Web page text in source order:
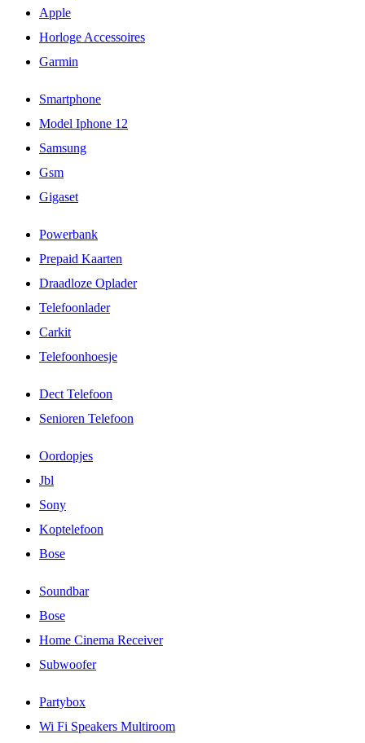
Apple
Horloge Accessoires
Garmin
Smartphone
Model Iphone 12
Samsung
Gsm
Gigaset
Powerbank
Prepaid Kaarten
Draadloze Oplader
Telefoonlader
Carkit
Telefoonhoesje
Dect Telefoon
Senioren Telefoon
Oordopjes
Jbl
Sony
Koptelefoon
Bose
Soundbar
Bose
Home Cinema Receiver
Subwoofer
Partybox
Wi Fi Speakers Multiroom